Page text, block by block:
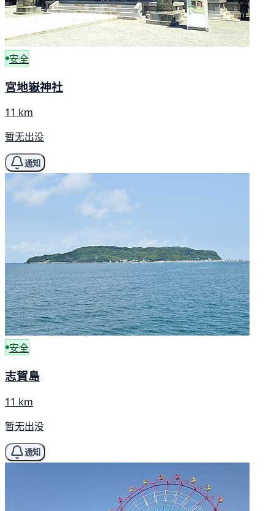
安全
宮地嶽神社
11 km
暂无出没
通知
安全
志賀島
11 km
暂无出没
通知